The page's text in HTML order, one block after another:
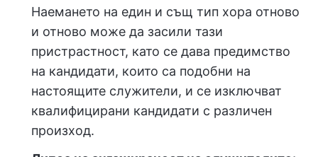
Наемането на един и същ тип хора отново
и отново може да засили тази
пристрастност, като се дава предимство
на кандидати, които са подобни на
настоящите служители, и се изключват
квалифицирани кандидати с различен
произход.